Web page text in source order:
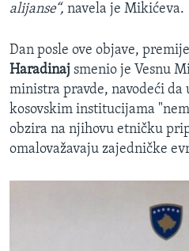
alijanse“, navela je Mikićeva.
Dan posle ove objave,
Haradinaj smenio je Vesnu
ministra pravde, navodeći da
kosovskim institucijama
obzira na njihovu etničku
omalovažavaju zajedničke